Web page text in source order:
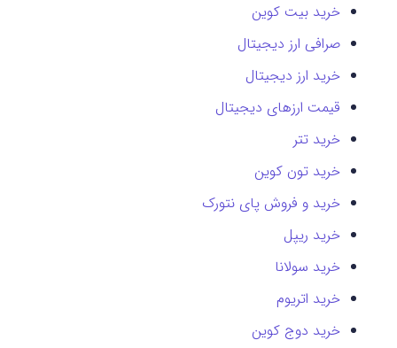
خرید بیت کوین
صرافی ارز دیجیتال
خرید ارز دیجیتال
قیمت ارزهای دیجیتال
خرید تتر
خرید تون کوین
خرید و فروش پای نتورک
خرید ریپل
خرید سولانا
خرید اتریوم
خرید دوج کوین